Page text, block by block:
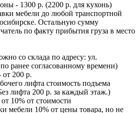
- 1300 р. (2200 р. для кухонь)
мебели до любой транспортной
Остальную сумму
по факту прибытия груза в место
со склада по адресу: ул.
ранее согласованному времени)
200 р.
лифта стоимость подъема
лифта 200 р. за каждый этаж.)
10% от стоимости
мебели 10% от цены товара, но не